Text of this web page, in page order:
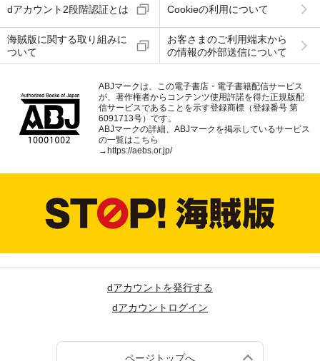
dアカウント2段階認証とは Cookieの利用について
海賊版に関する取り組みに
ついて
お客さまのご利用端末から
の情報の外部送信について
ABJマークは、この電子書店・電子書籍配信サービス
が、著作権者からコンテンツ使用許諾を得た正規版配
信サービスであることを示す登録商標（登録番号 第
6091713号）です。
ABJマークの詳細、ABJマークを掲示しているサービス
の一覧はこちら
→https://aebs.or.jp/
dアカウントを発行する
dアカウントログイン
ページトップへ